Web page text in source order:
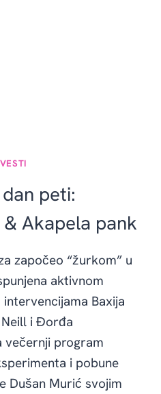
VESTI
peti:
& Akapela pank
započeo “žurkom” u
aktivnom
Baxija
i Đorđa
večernji program
i pobune
Dušan Murić svojim